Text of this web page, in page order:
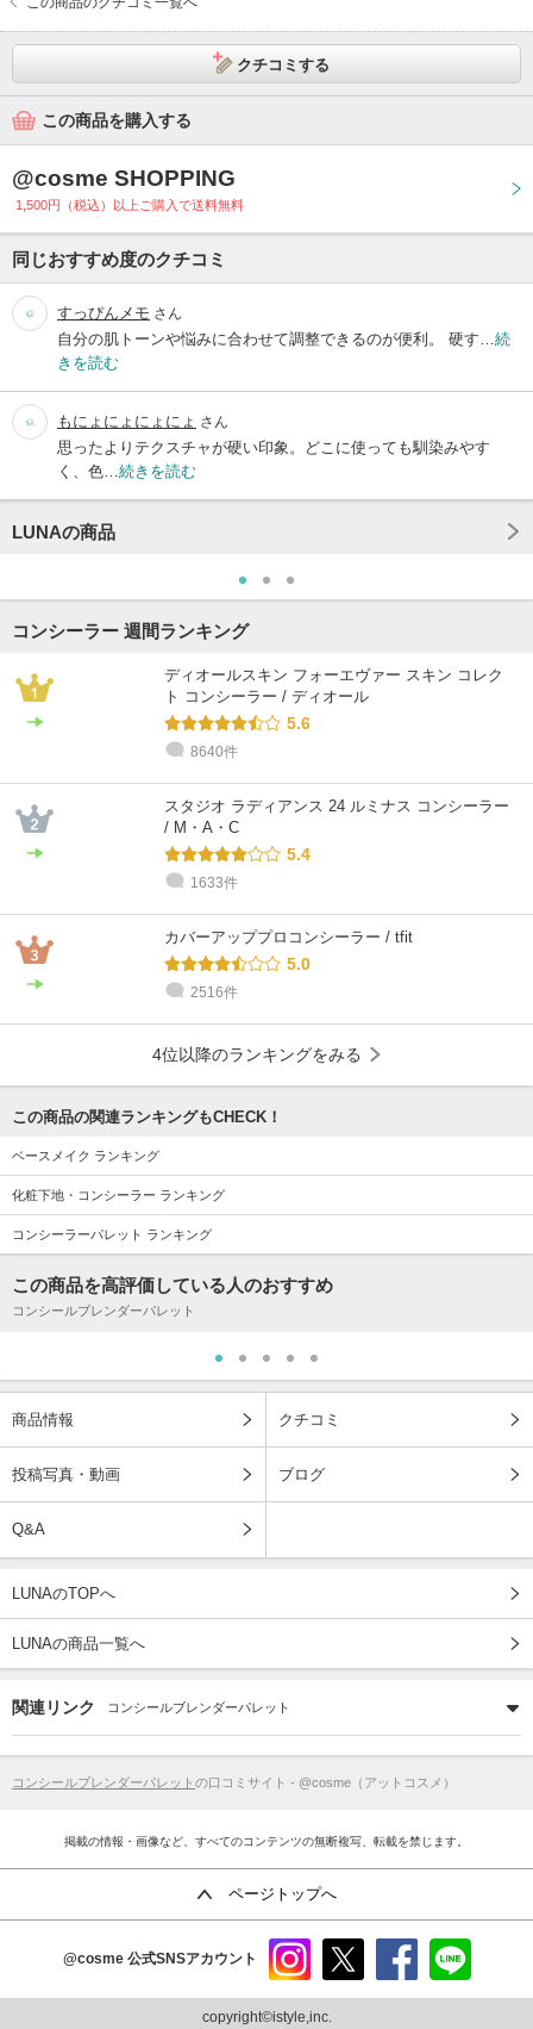
クチコミする
この商品を購入する
@cosme SHOPPING
1,500円（税込）以上ご購入で送料無料
同じおすすめ度のクチコミ
すっぴんメモ さん
自分の肌トーンや悩みに合わせて調整できるのが便利。 硬す… 続
きを読む
もにょにょにょにょ さん
思ったよりテクスチャが硬い印象。どこに使っても馴染みやす
く、色… 続きを読む
LUNAの商品
コンシーラー 週間ランキング
ディオールスキン フォーエヴァー スキン コレク
ト コンシーラー / ディオール
5.6
8640件
スタジオ ラディアンス 24 ルミナス コンシーラー
/ M・A・C
5.4
1633件
カバーアッププロコンシーラー / tfit
5.0
2516件
4位以降のランキングをみる
この商品の関連ランキングもCHECK！
ベースメイク ランキング
化粧下地・コンシーラー ランキング
コンシーラーパレット ランキング
この商品を高評価している人のおすすめ
コンシールブレンダーパレット
商品情報 クチコミ
投稿写真・動画 ブログ
Q&A
LUNAのTOPへ
LUNAの商品一覧へ
関連リンク コンシールブレンダーパレット
コンシールブレンダーパレット の口コミサイト - @cosme（アットコスメ）
掲載の情報・画像など、すべてのコンテンツの無断複写、転載を禁じます。
ページトップへ
@cosme 公式SNSアカウント
ram
copyright©istyle,inc.